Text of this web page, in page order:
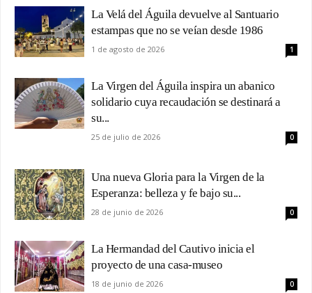
La Velá del Águila devuelve al Santuario
estampas que no se veían desde 1986
1 de agosto de 2026 1
La Virgen del Águila inspira un abanico
solidario cuya recaudación se destinará a
su...
25 de julio de 2026 0
Una nueva Gloria para la Virgen de la
Esperanza: belleza y fe bajo su...
28 de junio de 2026 0
La Hermandad del Cautivo inicia el
proyecto de una casa-museo
18 de junio de 2026 0